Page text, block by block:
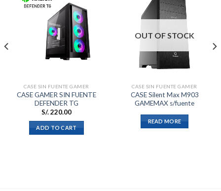
Añadir
a la
lista de
deseos
CASE SIN FUENTE GAMER
CASE GAMER SIN FUENTE
DEFENDER TG
S/.220.00
ADD TO CART
lista de
OUT OF STOCK
CASE SIN FUENTE GAMER
CASE Silent Max M903
GAMEMAX s/fuente
READ MORE